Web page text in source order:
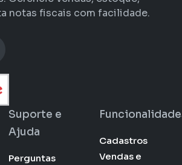
notas fiscais com facilidade.
Suporte e
Ajuda
Perguntas
Cadastros
Vendas e